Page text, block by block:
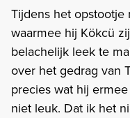
Tijdens het opstootje
waarmee hij Kökcü
belachelijk leek te
over het gedrag van
precies wat hij
niet leuk. Dat ik het